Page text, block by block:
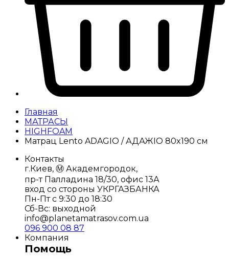
Главная
МАТРАСЫ
HIGHFOAM
Матрац Lento ADAGIO / АДАЖІО 80x190 см
Контакты
г.Киев, Ⓜ️ Академгородок,
пр-т Палладина 18/30, офис 13А
вход со стороны УКРГАЗБАНКА
Пн-Пт с 9:30 до 18:30
Сб-Вс: выходной
info@planetamatrasov.com.ua
096 900 08 87
Компания
Помощь